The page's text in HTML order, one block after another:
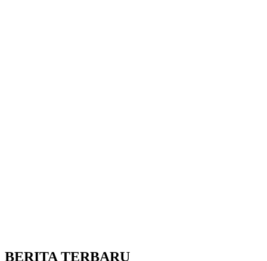
BERITA TERBARU